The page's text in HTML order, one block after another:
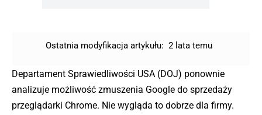
Ostatnia modyfikacja artykułu: 2 lata temu
Departament Sprawiedliwości USA (DOJ) ponownie
analizuje możliwość zmuszenia Google do sprzedaży
przeglądarki Chrome. Nie wygląda to dobrze dla firmy.